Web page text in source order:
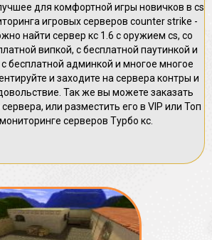
для комфортной игры новичков в cs
игровых серверов counter strike -
найти сервер кс 1.6 с оружием cs, со
випкой, с бесплатной паутинкой и
бесплатной админкой и многое многое
и заходите на сервера контры и
Так же вы можете заказать
или разместить его в VIP или Топ
серверов Турбо кс.